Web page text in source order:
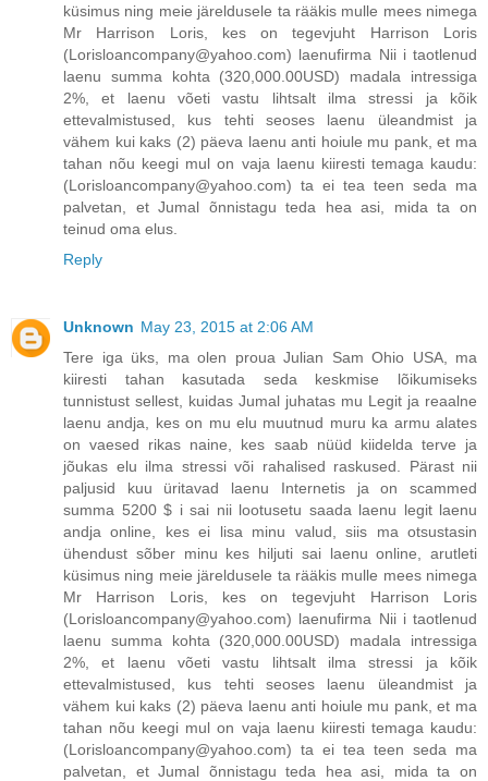
küsimus ning meie järeldusele ta rääkis mulle mees nimega
Mr Harrison Loris, kes on tegevjuht Harrison Loris
(Lorisloancompany@yahoo.com) laenufirma Nii i taotlenud
laenu summa kohta (320,000.00USD) madala intressiga
2%, et laenu võeti vastu lihtsalt ilma stressi ja kõik
ettevalmistused, kus tehti seoses laenu üleandmist ja
vähem kui kaks (2) päeva laenu anti hoiule mu pank, et ma
tahan nõu keegi mul on vaja laenu kiiresti temaga kaudu:
(Lorisloancompany@yahoo.com) ta ei tea teen seda ma
palvetan, et Jumal õnnistagu teda hea asi, mida ta on
teinud oma elus.
Reply
Unknown May 23, 2015 at 2:06 AM
Tere iga üks, ma olen proua Julian Sam Ohio USA, ma
kiiresti tahan kasutada seda keskmise lõikumiseks
tunnistust sellest, kuidas Jumal juhatas mu Legit ja reaalne
laenu andja, kes on mu elu muutnud muru ka armu alates
on vaesed rikas naine, kes saab nüüd kiidelda terve ja
jõukas elu ilma stressi või rahalised raskused. Pärast nii
paljusid kuu üritavad laenu Internetis ja on scammed
summa 5200 $ i sai nii lootusetu saada laenu legit laenu
andja online, kes ei lisa minu valud, siis ma otsustasin
ühendust sõber minu kes hiljuti sai laenu online, arutleti
küsimus ning meie järeldusele ta rääkis mulle mees nimega
Mr Harrison Loris, kes on tegevjuht Harrison Loris
(Lorisloancompany@yahoo.com) laenufirma Nii i taotlenud
laenu summa kohta (320,000.00USD) madala intressiga
2%, et laenu võeti vastu lihtsalt ilma stressi ja kõik
ettevalmistused, kus tehti seoses laenu üleandmist ja
vähem kui kaks (2) päeva laenu anti hoiule mu pank, et ma
tahan nõu keegi mul on vaja laenu kiiresti temaga kaudu:
(Lorisloancompany@yahoo.com) ta ei tea teen seda ma
palvetan, et Jumal õnnistagu teda hea asi, mida ta on